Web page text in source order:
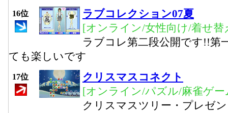
16位
ラブコレクション07夏
[オンライン/女性向け/着せ替
ラブコレ第二段公開です!!第
ても楽しいです
17位
クリスマスコネクト
[オンライン/パズル/麻雀ゲー
クリスマスツリー・プレゼ